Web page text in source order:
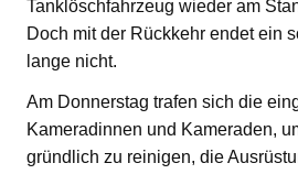
Tanklöschfahrzeug wieder am
Doch mit der Rückkehr endet ein
lange nicht.
Am Donnerstag trafen sich die
Kameradinnen und Kameraden,
gründlich zu reinigen, die